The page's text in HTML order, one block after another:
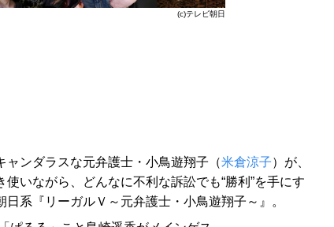
(c)テレビ朝日
ャンダラスな元弁護士・小鳥遊翔子（米倉涼子）が、
いながら、どんなに不利な訴訟でも“勝利”を手にす
系『リーガルＶ～元弁護士・小鳥遊翔子～』。